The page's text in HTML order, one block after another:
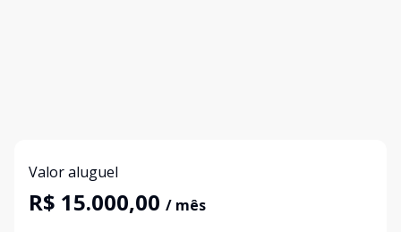
Valor aluguel
R$ 15.000,00 / mês